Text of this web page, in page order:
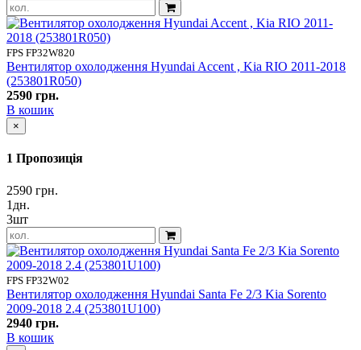
FPS FP32W820
Вентилятор охолодження Hyundai Accent , Kia RIO 2011-2018
(253801R050)
2590 грн.
В кошик
×
1 Пропозиція
2590 грн.
1дн.
3шт
FPS FP32W02
Вентилятор охолодження Hyundai Santa Fe 2/3 Kia Sorento
2009-2018 2.4 (253801U100)
2940 грн.
В кошик